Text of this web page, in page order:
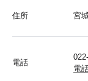
住所 宮
電話
電